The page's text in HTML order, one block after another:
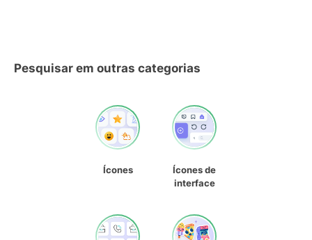
Pesquisar em outras categorias
Ícones
Ícones de
interface